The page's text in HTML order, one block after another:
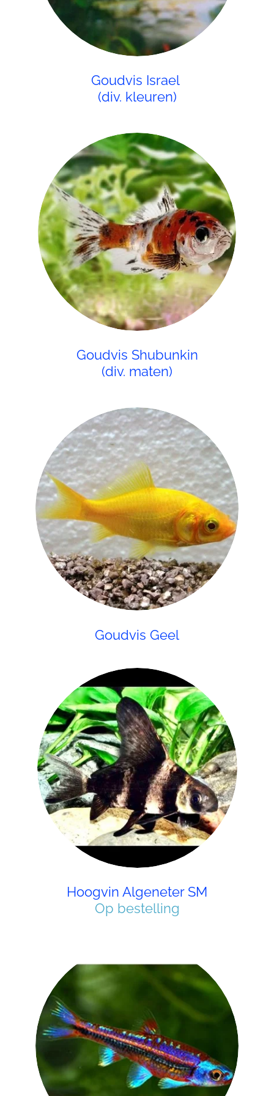
Goudvis Israel
(div. kleuren)
Goudvis Shubunkin
(div. maten)
Goudvis Geel
Hoogvin Algeneter SM
Op bestelling